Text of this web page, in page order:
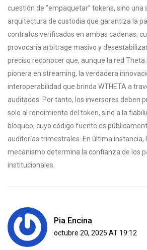
cuestión de “empaquetar” tokens, sino una
arquitectura de custodia que garantiza la
contratos verificados en ambas cadenas;
provocaría arbitrage masivo y
preciso reconocer que, aunque la red
pionera en streaming, la verdadera
interoperabilidad que brinda WTHETA a
auditados. Por tanto, los inversores deben
solo al rendimiento del token, sino a la
bloqueo, cuyo código fuente es
auditorías trimestrales. En última instancia,
mecanismo determina la confianza de los
institucionales.
Pia Encina
octubre 20, 2025 AT 19:12